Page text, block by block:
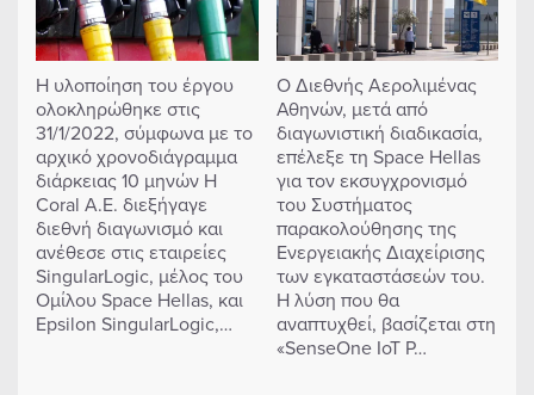
Η υλοποίηση του έργου
ολοκληρώθηκε στις
31/1/2022, σύμφωνα με το
αρχικό χρονοδιάγραμμα
διάρκειας 10 μηνών Η
Coral A.E. διεξήγαγε
διεθνή διαγωνισμό και
ανέθεσε στις εταιρείες
SingularLogic, μέλος του
Ομίλου Space Hellas, και
Epsilon SingularLogic,…
Ο Διεθνής Αερολιμένας
Αθηνών, μετά από
διαγωνιστική διαδικασία,
επέλεξε τη Space Hellas
για τον εκσυγχρονισμό
του Συστήματος
παρακολούθησης της
Ενεργειακής Διαχείρισης
των εγκαταστάσεών του.
Η λύση που θα
αναπτυχθεί, βασίζεται στη
«SenseOne IoT P…